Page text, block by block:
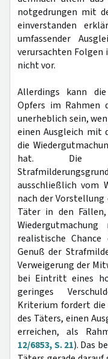
notgedrungen mit
einverstanden
umfassender
verursachten Folgen
nicht vor.
Allerdings kann
Opfers im Rahmen
unerheblich sein,
einen Ausgleich mit
die
hat. Die
ausschließlich vom
nach der
Täter in den
realistische
Genuß der
Verweigerung der
bei Eintritt eines
geringes
Kriterium fordert die
des Täters, einen
erreichen, als
12/6853, S. 21). Das